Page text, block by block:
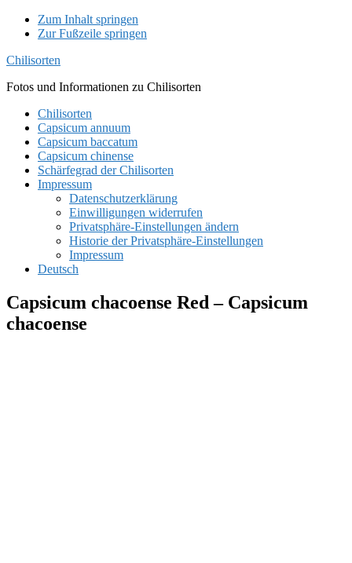
Zum Inhalt springen
Zur Fußzeile springen
Chilisorten
Fotos und Informationen zu Chilisorten
Chilisorten
Capsicum annuum
Capsicum baccatum
Capsicum chinense
Schärfegrad der Chilisorten
Impressum
Datenschutzerklärung
Einwilligungen widerrufen
Privatsphäre-Einstellungen ändern
Historie der Privatsphäre-Einstellungen
Impressum
Deutsch
Capsicum chacoense Red – Capsicum
chacoense